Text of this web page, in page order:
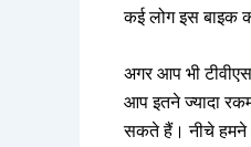
कई लोग इस बाइक
अगर आप भी
आप इतने ज्यादा
सकते हैं। नीचे हमने